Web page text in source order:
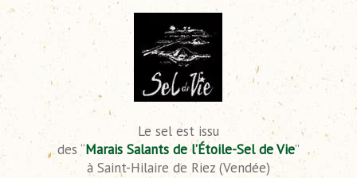
Le sel est issu
des “Marais Salants de l’Étoile-Sel de Vie”
à Saint-Hilaire de Riez (Vendée)